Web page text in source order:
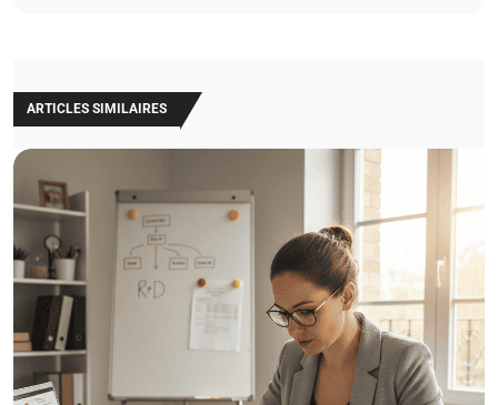
ARTICLES SIMILAIRES